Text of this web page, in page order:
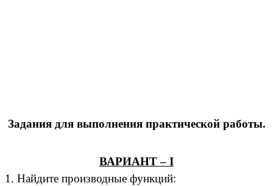
Задания для выполнения практической работы.
ВАРИАНТ – I
1. Найдите производные функций: